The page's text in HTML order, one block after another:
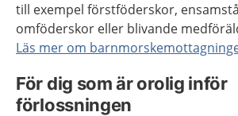
till exempel förstföderskor,
omföderskor eller blivande
Läs mer om
För dig som är orolig inför
förlossningen